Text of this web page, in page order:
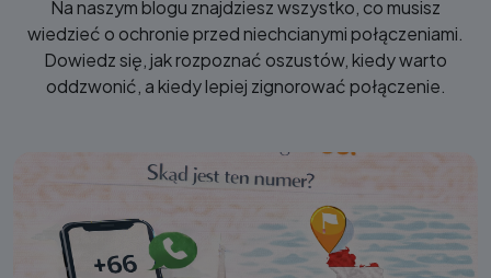
Na naszym blogu znajdziesz wszystko, co musisz
wiedzieć o ochronie przed niechcianymi połączeniami.
Dowiedz się, jak rozpoznać oszustów, kiedy warto
oddzwonić, a kiedy lepiej zignorować połączenie.